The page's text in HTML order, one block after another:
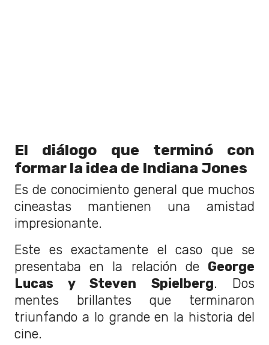
El diálogo que terminó con
formar la idea de Indiana Jones
Es de conocimiento general que muchos
cineastas mantienen una amistad
impresionante.
Este es exactamente el caso que se
presentaba en la relación de George
Lucas y Steven Spielberg. Dos
mentes brillantes que terminaron
triunfando a lo grande en la historia del
cine.